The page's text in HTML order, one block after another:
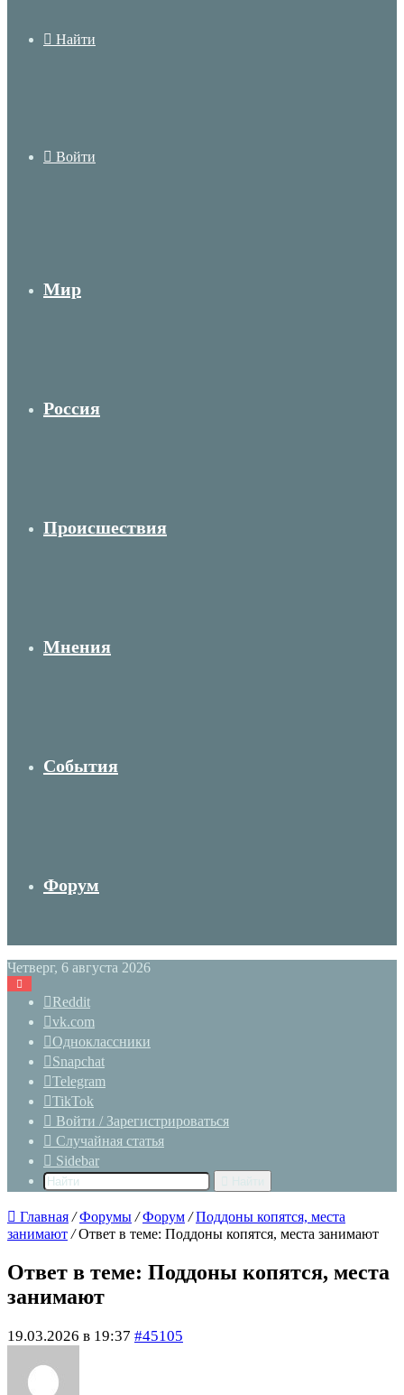
Найти
Войти
Мир
Россия
Происшествия
Мнения
События
Форум
Четверг, 6 августа 2026
Reddit
vk.com
Одноклассники
Snapchat
Telegram
TikTok
Войти / Зарегистрироваться
Случайная статья
Sidebar
Главная / Форумы / Форум / Поддоны копятся, места
занимают / Ответ в теме: Поддоны копятся, места занимают
Ответ в теме: Поддоны копятся, места
занимают
19.03.2026 в 19:37 #45105